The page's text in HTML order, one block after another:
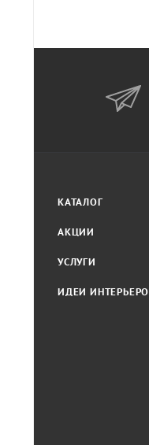
КАТАЛОГ
АКЦИИ
УСЛУГИ
ИДЕИ